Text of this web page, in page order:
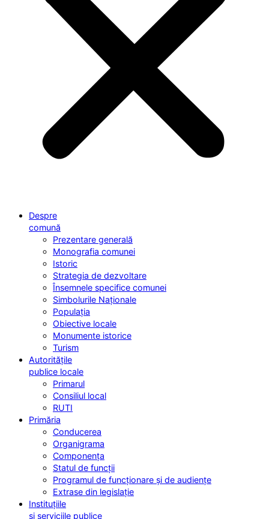
Despre
comună
Prezentare generală
Monografia comunei
Istoric
Strategia de dezvoltare
Însemnele specifice comunei
Simbolurile Naționale
Populația
Obiective locale
Monumente istorice
Turism
Autoritățile
publice locale
Primarul
Consiliul local
RUTI
Primăria
Conducerea
Organigrama
Componența
Statul de funcții
Programul de funcționare și de audiențe
Extrase din legislație
Instituțiile
și serviciile publice